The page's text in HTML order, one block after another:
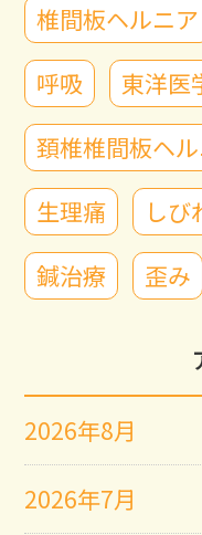
椎間板ヘルニア
呼吸
東洋医
頚椎椎間板ヘ
生理痛
しび
鍼治療
歪み
2026年8月
2026年7月